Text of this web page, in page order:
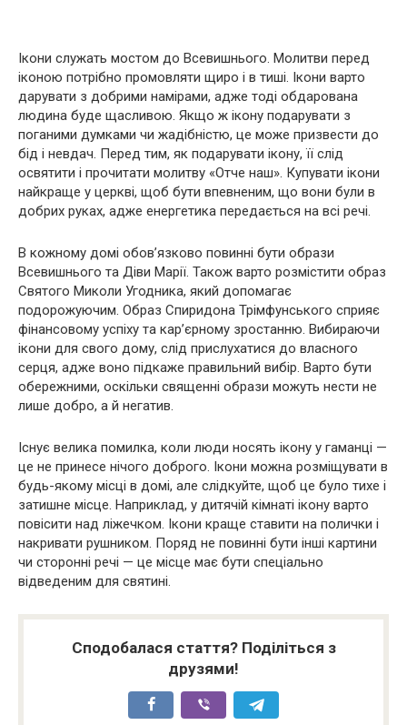
Ікони служать мостом до Всевишнього. Молитви перед
іконою потрібно промовляти щиро і в тиші. Ікони варто
дарувати з добрими намірами, адже тоді обдарована
людина буде щасливою. Якщо ж ікону подарувати з
поганими думками чи жадібністю, це може призвести до
бід і невдач. Перед тим, як подарувати ікону, її слід
освятити і прочитати молитву «Отче наш». Купувати ікони
найкраще у церкві, щоб бути впевненим, що вони були в
добрих руках, адже енергетика передається на всі речі.
В кожному домі обов’язково повинні бути образи
Всевишнього та Діви Марії. Також варто розмістити образ
Святого Миколи Угодника, який допомагає
подорожуючим. Образ Спиридона Трімфунського сприяє
фінансовому успіху та кар’єрному зростанню. Вибираючи
ікони для свого дому, слід прислухатися до власного
серця, адже воно підкаже правильний вибір. Варто бути
обережними, оскільки священні образи можуть нести не
лише добро, а й негатив.
Існує велика помилка, коли люди носять ікону у гаманці —
це не принесе нічого доброго. Ікони можна розміщувати в
будь-якому місці в домі, але слідкуйте, щоб це було тихе і
затишне місце. Наприклад, у дитячій кімнаті ікону варто
повісити над ліжечком. Ікони краще ставити на полички і
накривати рушником. Поряд не повинні бути інші картини
чи сторонні речі — це місце має бути спеціально
відведеним для святині.
Сподобалася стаття? Поділіться з
друзями!